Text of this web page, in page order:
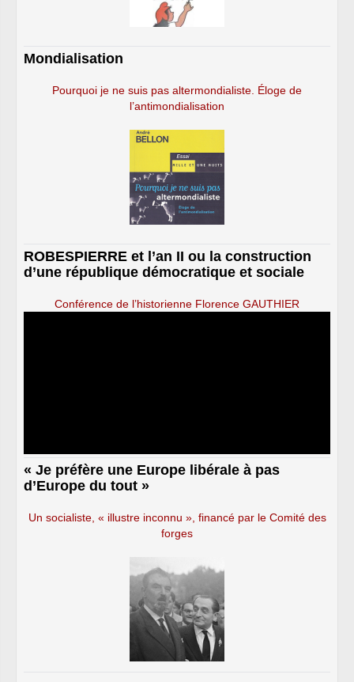
Mondialisation
Pourquoi je ne suis pas altermondialiste. Éloge de
l’antimondialisation
ROBESPIERRE et l’an II ou la construction
d’une république démocratique et sociale
Conférence de l’historienne Florence GAUTHIER
« Je préfère une Europe libérale à pas
d’Europe du tout »
Un socialiste, « illustre inconnu », financé par le Comité des
forges